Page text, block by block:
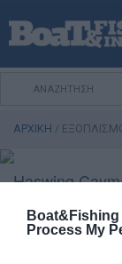
Boat&Fishing
Process My
ΑΡΧΙΚΗ
ΕΚΔΟΣΕΙΣ
ΨΑΡΕΜΑ ΑΠΟ ΑΚΤΗ
ΨΑΡΟΤΟΥΦΕΚΟ
ΑΡΧΙΚΗ /
Haswing
Οι
περισσότερο